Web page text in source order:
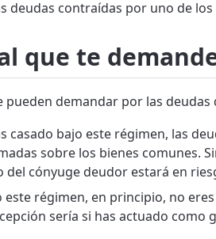
deudas contraídas por uno de
que te
demandar por las
casado bajo este régimen, las
sobre los bienes comunes.
cónyuge deudor estará en
este régimen, en principio, no
sería si has actuado como